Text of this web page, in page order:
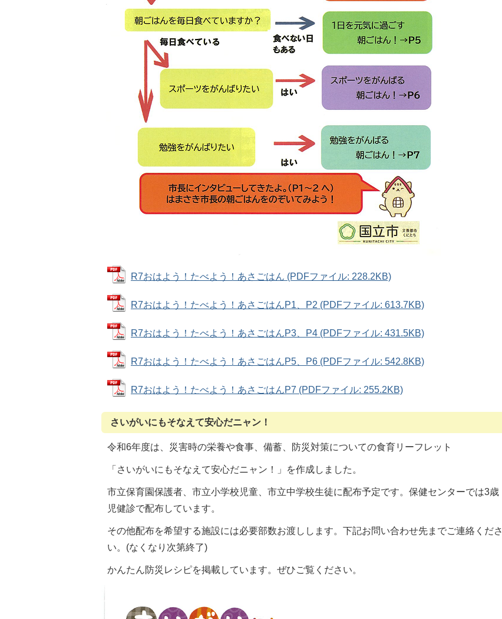
R7おはよう！たべよう！あさごはん (PDFファイル: 228.2KB)
R7おはよう！たべよう！あさごはんP1、P2 (PDFファイル: 613.7KB)
R7おはよう！たべよう！あさごはんP3、P4 (PDFファイル: 431.5KB)
R7おはよう！たべよう！あさごはんP5、P6 (PDFファイル: 542.8KB)
R7おはよう！たべよう！あさごはんP7 (PDFファイル: 255.2KB)
さいがいにもそなえて安心だニャン！
令和6年度は、災害時の栄養や食事、備蓄、防災対策についての食育リーフレット
「さいがいにもそなえて安心だニャン！」を作成しました。
市立保育園保護者、市立小学校児童、市立中学校生徒に配布予定です。保健センターでは3歳
児健診で配布しています。
その他配布を希望する施設には必要部数お渡しします。下記お問い合わせ先までご連絡くださ
い。(なくなり次第終了)
かんたん防災レシピを掲載しています。ぜひご覧ください。